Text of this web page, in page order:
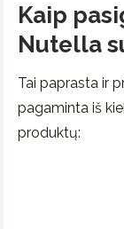
Kaip
Nutella
Tai paprasta ir
pagaminta iš
produktų: